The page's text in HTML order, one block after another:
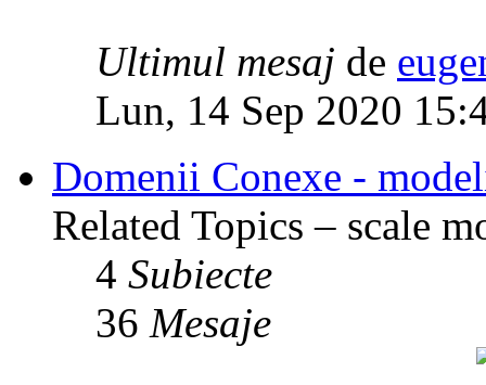
Ultimul mesaj de
Lun, 14 Sep 2020
Domenii Conexe -
Related Topics – scale
4 Subiecte
36 Mesaje